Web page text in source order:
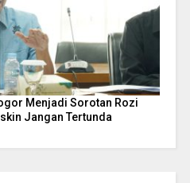
Menjadi Sorotan Rozi
Jangan Tertunda